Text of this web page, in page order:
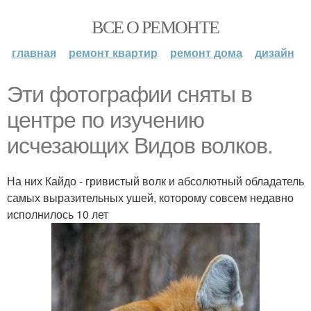
ВСЕ О РЕМОНТЕ
главная ремонт квартир ремонт дома дизайн
Эти фотографии сняты в
центре по изучению
исчезающих Видов волков.
На них Кайдо - гривистый волк и абсолютный обладатель
самых выразительных ушей, которому совсем недавно
исполнилось 10 лет